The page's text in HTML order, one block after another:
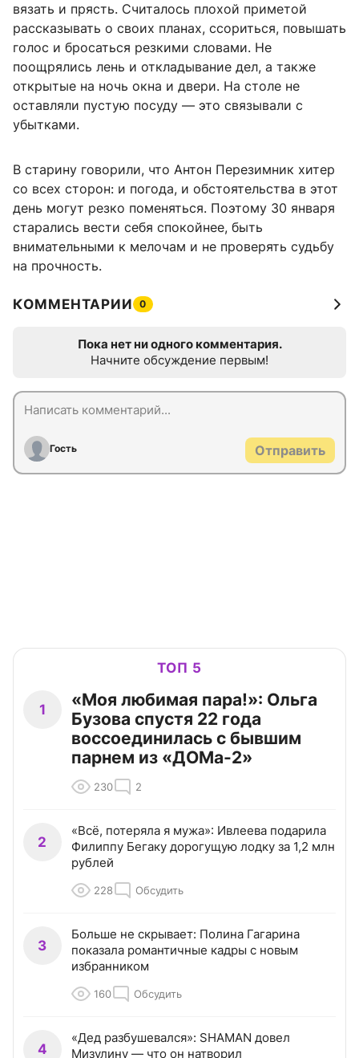
вязать и прясть. Считалось плохой приметой
рассказывать о своих планах, ссориться, повышать
голос и бросаться резкими словами. Не
поощрялись лень и откладывание дел, а также
открытые на ночь окна и двери. На столе не
оставляли пустую посуду — это связывали с
убытками.
В старину говорили, что Антон Перезимник хитер
со всех сторон: и погода, и обстоятельства в этот
день могут резко поменяться. Поэтому 30 января
старались вести себя спокойнее, быть
внимательными к мелочам и не проверять судьбу
на прочность.
КОММЕНТАРИИ 0
Пока нет ни одного комментария.
Начните обсуждение первым!
Гость Отправить
ТОП 5
1
«Моя любимая пара!»: Ольга
Бузова спустя 22 года
воссоединилась с бывшим
парнем из «ДОМа-2»
230 2
2
«Всё, потеряла я мужа»: Ивлеева подарила
Филиппу Бегаку дорогущую лодку за 1,2 млн
рублей
228 Обсудить
3
Больше не скрывает: Полина Гагарина
показала романтичные кадры с новым
избранником
160 Обсудить
4
«Дед разбушевался»: SHAMAN довел
Мизулину — что он натворил